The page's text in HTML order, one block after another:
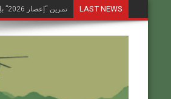
LAST NEWS تمرين “إعصار 2026” بإن قزام: طائرة كرونشتات أوريون مُصوَّرة في العملية
الحرب في أوكرانيا